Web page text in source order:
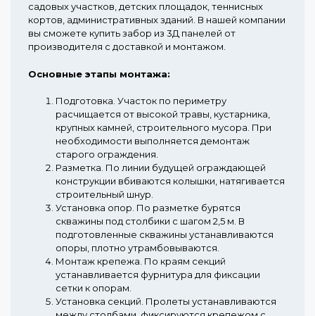
садовых участков, детских площадок, теннисных
кортов, административных зданий. В нашей компании
вы сможете купить забор из 3Д панелей от
производителя с доставкой и монтажом.
Основные этапы монтажа:
Подготовка. Участок по периметру
расчищается от высокой травы, кустарника,
крупных камней, строительного мусора. При
необходимости выполняется демонтаж
старого ограждения.
Разметка. По линии будущей ограждающей
конструкции вбиваются колышки, натягивается
строительный шнур.
Установка опор. По разметке бурятся
скважины под столбики с шагом 2,5 м. В
подготовленные скважины устанавливаются
опоры, плотно утрамбовываются.
Монтаж крепежа. По краям секций
устанавливается фурнитура для фиксации
сетки к опорам.
Установка секций. Пролеты устанавливаются